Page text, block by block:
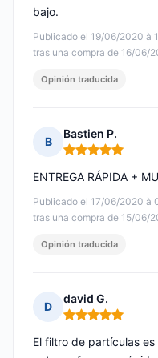
Publicado el 19/06/2020 à
tras una compra de 16/06/
bajo.
Opinión traducida
B
Bastien P.
Nota: 5 de 5
Publicado el 17/06/2020 à
tras una compra de 15/06/
ENTREGA RÁPIDA +
Opinión traducida
D
david G.
Nota: 5 de 5
El filtro de partículas